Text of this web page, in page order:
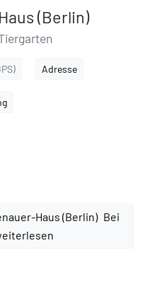
(Berlin)
Adresse
Bei